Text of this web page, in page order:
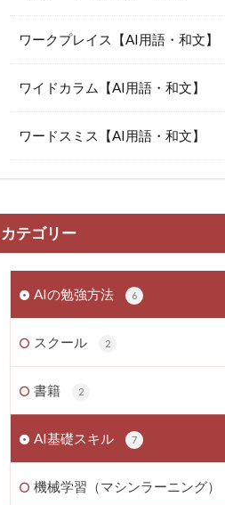
ワークプレイス【AI用語・和文】
ワイドカラム【AI用語・和文】
ワードスミス【AI用語・和文】
カテゴリー
AIの勉強方法 6
スクール 2
書籍 2
AI基礎スキル 7
機械学習（マシンラーニング）